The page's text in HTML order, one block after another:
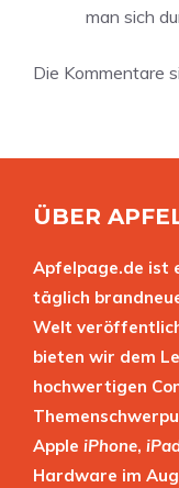
man sich
Die Kommentare
ÜBER
Apfelpage.de ist
täglich
Welt
bieten wir dem
hochwertigen
Apple iPhone,
Hardware im